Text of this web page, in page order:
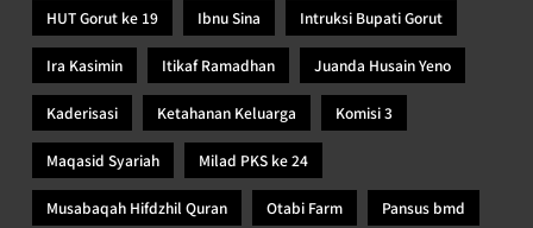
HUT Gorut ke 19 Ibnu Sina Intruksi Bupati Gorut
Ira Kasimin Itikaf Ramadhan Juanda Husain Yeno
Kaderisasi Ketahanan Keluarga Komisi 3
Maqasid Syariah Milad PKS ke 24
Musabaqah Hifdzhil Quran Otabi Farm Pansus bmd